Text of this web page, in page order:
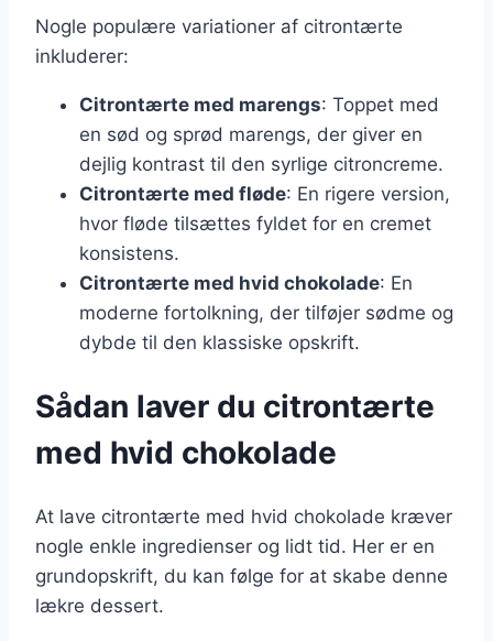
Nogle populære variationer af citrontærte
inkluderer:
Citrontærte med marengs: Toppet med
en sød og sprød marengs, der giver en
dejlig kontrast til den syrlige citroncreme.
Citrontærte med fløde: En rigere version,
hvor fløde tilsættes fyldet for en cremet
konsistens.
Citrontærte med hvid chokolade: En
moderne fortolkning, der tilføjer sødme og
dybde til den klassiske opskrift.
Sådan laver du citrontærte
med hvid chokolade
At lave citrontærte med hvid chokolade kræver
nogle enkle ingredienser og lidt tid. Her er en
grundopskrift, du kan følge for at skabe denne
lækre dessert.